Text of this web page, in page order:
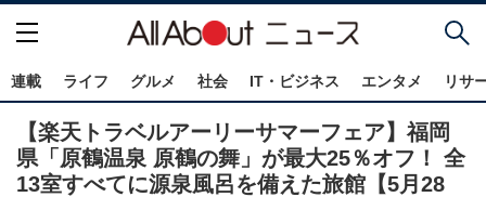
連載 ライフ グルメ 社会 IT・ビジネス エンタメ リサ
【楽天トラベルアーリーサマーフェア】福岡
県「原鶴温泉 原鶴の舞」が最大25％オフ！ 全
13室すべてに源泉風呂を備えた旅館【5月28